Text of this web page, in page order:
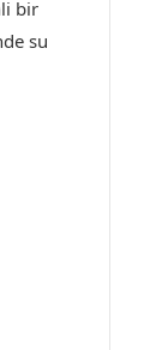
bir
su